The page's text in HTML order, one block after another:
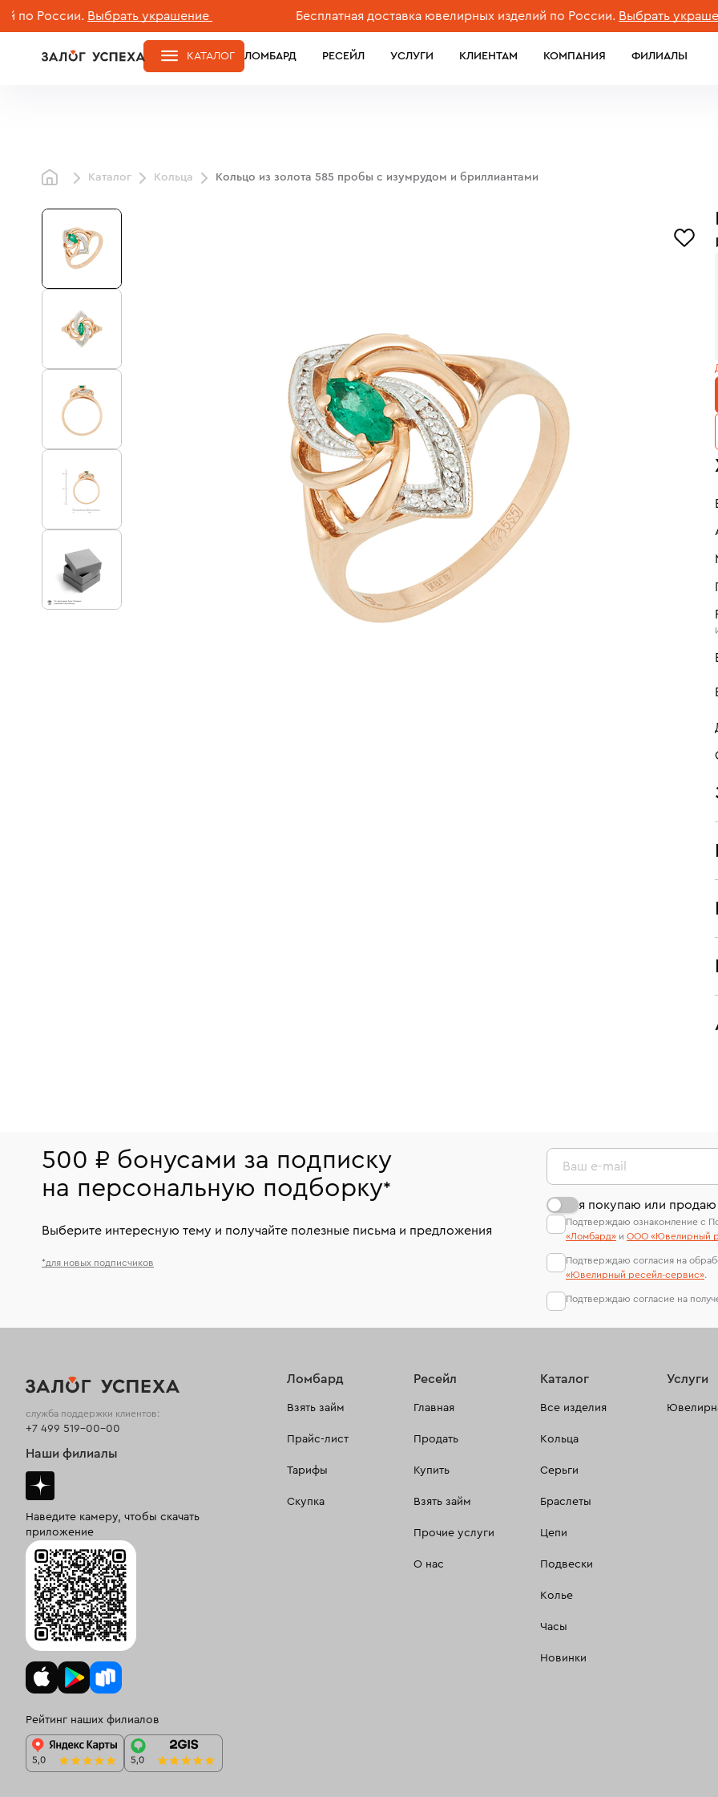
Выбрать украшение Бесплатная доставка ювелирных изделий по России. Выбрать украшение
ЛОМБАРД РЕСЕЙЛ УСЛУГИ КЛИЕНТАМ КОМПАНИЯ ФИЛИАЛЫ
КАТАЛОГ
Каталог Кольца Кольцо из золота 585 пробы с изумрудом и бриллиантами
500 ₽ бонусами за подписку
на персональную подборку*
Выберите интересную тему и получайте полезные письма и предложения
*для новых подписчиков
Ваш e-mail
я покупаю или
Подтверждаю ознакомление с
«Ломбард» и ООО «Ювелирный
Подтверждаю согласия на
«Ювелирный ресейл-сервиc».
Подтверждаю согласие на
Ломбард
Взять займ
Прайс-лист
Тарифы
Скупка
Ресейл
Главная
Продать
Купить
Взять займ
Прочие услуги
О нас
Каталог
Все изделия
Кольца
Серьги
Браслеты
Цепи
Подвески
Колье
Часы
Новинки
Услуги
служба поддержки клиентов:
+7 499 519-00-00
Наши филиалы
Наведите камеру, чтобы скачать
приложение
Рейтинг наших филиалов